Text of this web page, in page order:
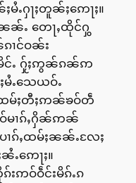
ႉႁႃႈတူၼ်ႈဢေႃႈ။
ၼၼ်ႉ တေႃႇထိုင်ႁွ
ၢင်ဝၼ်း
င်ႉ ႁႂ်ႈဢွၼ်ၵၼ်ဢ
မႆႉသေယဝ်ႉ
ထမ်ႈတီႈဢၼ်ၶဝ်တဵ
မၢၵ်ႇႁိၼ်ဢၼ်
ၢၵ်ႇထမ်ႈၼၼ်ႉလႄႈ
ႉဢေႃႈ။
ဢဝ်ဝဵင်းမိၵ်ႉၵ